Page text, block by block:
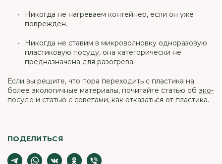
Никогда не нагреваем контейнер, если он уже
поврежден.
Никогда не ставим в микроволновку одноразовую
пластиковую посуду, она категорически не
предназначена для разогрева.
Если вы решите, что пора переходить с пластика на
более экологичные материалы, почитайте статью об эко-
посуде и статью с советами, как отказаться от пластика.
ПОДЕЛИТЬСЯ